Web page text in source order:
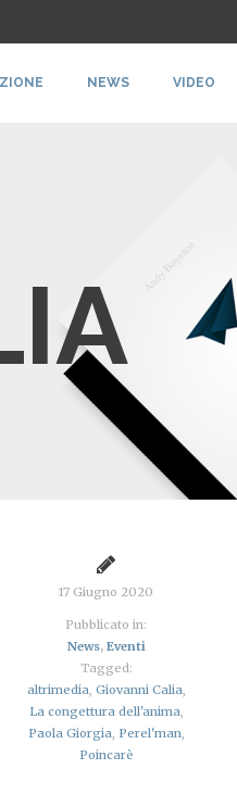
NEWS VIDEO
17 Giugno 2020
Pubblicato in:
News, Eventi
Tagged:
altrimedia, Giovanni Calia,
La congettura dell'anima,
Paola Giorgia, Perel'man,
Poincarè